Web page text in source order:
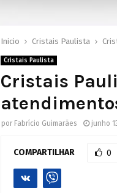
Inicio Cristais Paulista
Cristais Paulista
Cristais
por Fabrício Guimarães junho
COMPARTILHAR 0